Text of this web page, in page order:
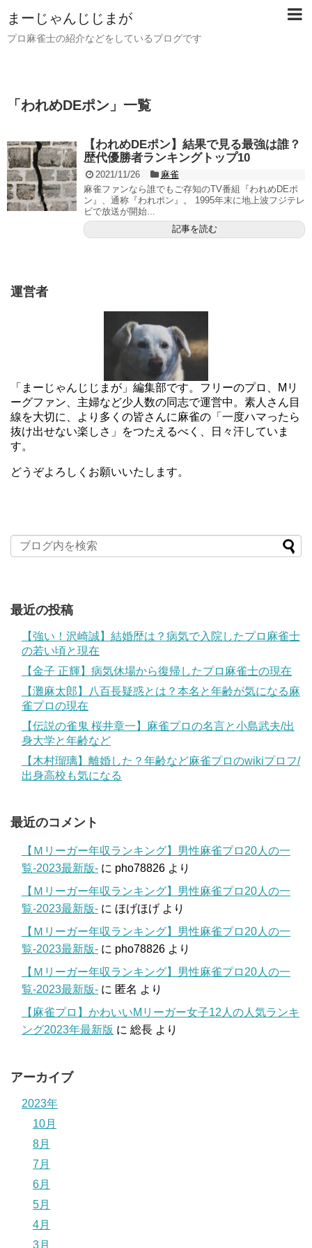
まーじゃんじじまが
プロ麻雀士の紹介などをしているブログです
「 われめDEポン 」 一覧
【われめDEポン】結果で見る最強は誰？
歴代優勝者ランキングトップ10
2021/11/26
麻雀
麻雀ファンなら誰でもご存知のTV番組『われめDEポ
ン』、通称『われポン』。 1995年末に地上波フジテレ
ビで放送が開始...
記事を読む
運営者
「まーじゃんじじまが」編集部です。フリーのプロ、Mリ
ーグファン、主婦など少人数の同志で運営中。素人さん目
線を大切に、より多くの皆さんに麻雀の「一度ハマったら
抜け出せない楽しさ」をつたえるべく、日々汗していま
す。
どうぞよろしくお願いいたします。
最近の投稿
【強い！沢崎誠】結婚歴は？病気で入院したプロ麻雀士
の若い頃と現在
【金子 正輝】病気休場から復帰したプロ麻雀士の現在
【灘麻太郎】八百長疑惑とは？本名と年齢が気になる麻
雀プロの現在
【伝説の雀鬼 桜井章一】麻雀プロの名言と小島武夫/出
身大学と年齢など
【木村瑠璃】離婚した？年齢など麻雀プロのwikiプロフ/
出身高校も気になる
最近のコメント
【Ｍリーガー年収ランキング】男性麻雀プロ20人の一
覧-2023最新版- に pho78826 より
【Ｍリーガー年収ランキング】男性麻雀プロ20人の一
覧-2023最新版- に ほげほげ より
【Ｍリーガー年収ランキング】男性麻雀プロ20人の一
覧-2023最新版- に pho78826 より
【Ｍリーガー年収ランキング】男性麻雀プロ20人の一
覧-2023最新版- に 匿名 より
【麻雀プロ】かわいいMリーガー女子12人の人気ランキ
ング2023年最新版 に 総長 より
アーカイブ
2023年
10月
8月
7月
6月
5月
4月
3月